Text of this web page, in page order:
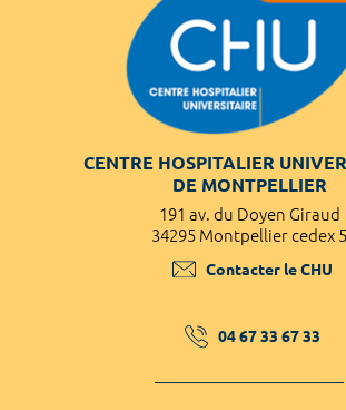
CENTRE HOSPITALIER
DE MONTPELLIER
191 av. du Doyen Giraud
34295 Montpellier cedex 5
Contacter le CHU
04 67 33 67 33